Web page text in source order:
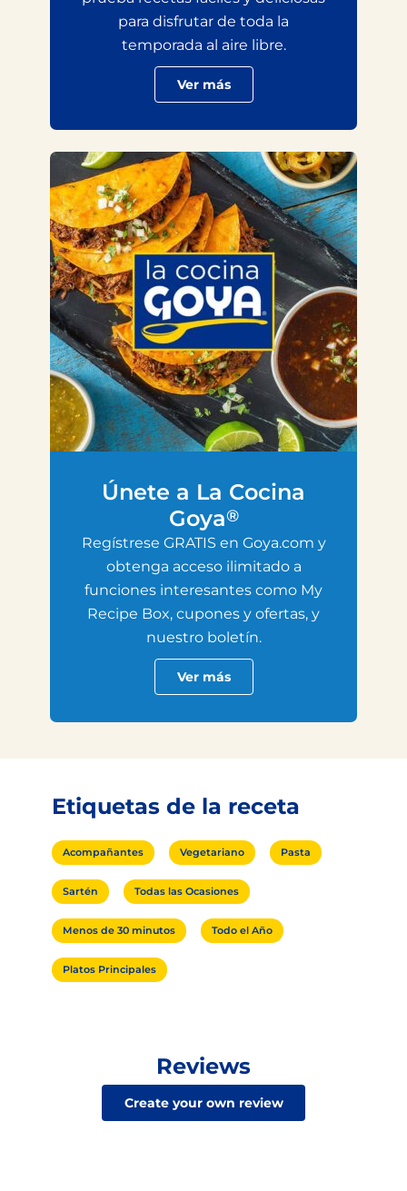
para disfrutar de toda la
temporada al aire libre.
Ver más
Únete a La Cocina
Goya®
Regístrese GRATIS en Goya.com y
obtenga acceso ilimitado a
funciones interesantes como My
Recipe Box, cupones y ofertas, y
nuestro boletín.
Ver más
Etiquetas de la receta
Acompañantes Vegetariano Pasta
Sartén Todas las Ocasiones
Menos de 30 minutos Todo el Año
Platos Principales
Reviews
Create your own review